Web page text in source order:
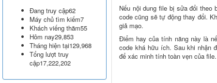
Nếu nội dung file bị sửa đổi
code cũng sẽ tự động thay đổi.
giả mạo.
Điểm hay của tính năng này là
code khá hữu ích. Sau khi nhận
để xác minh tính toàn vẹn của file.
Đang truy cập62
Máy chủ tìm kiếm7
Khách viếng thăm55
Hôm nay29,853
Tháng hiện tại129,968
Tổng lượt truy
cập17,222,202